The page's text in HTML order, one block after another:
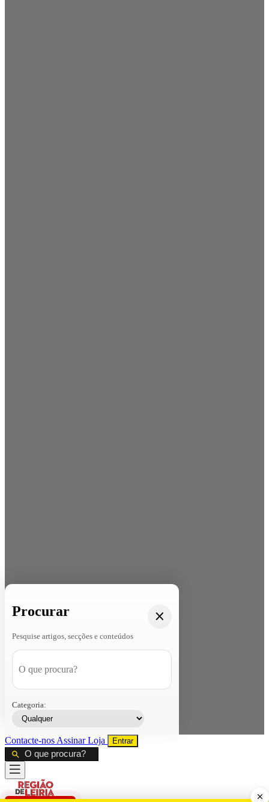
Procurar
Pesquise artigos, secções e conteúdos
Categoria:
Contacte-nos AssinarLoja Entrar